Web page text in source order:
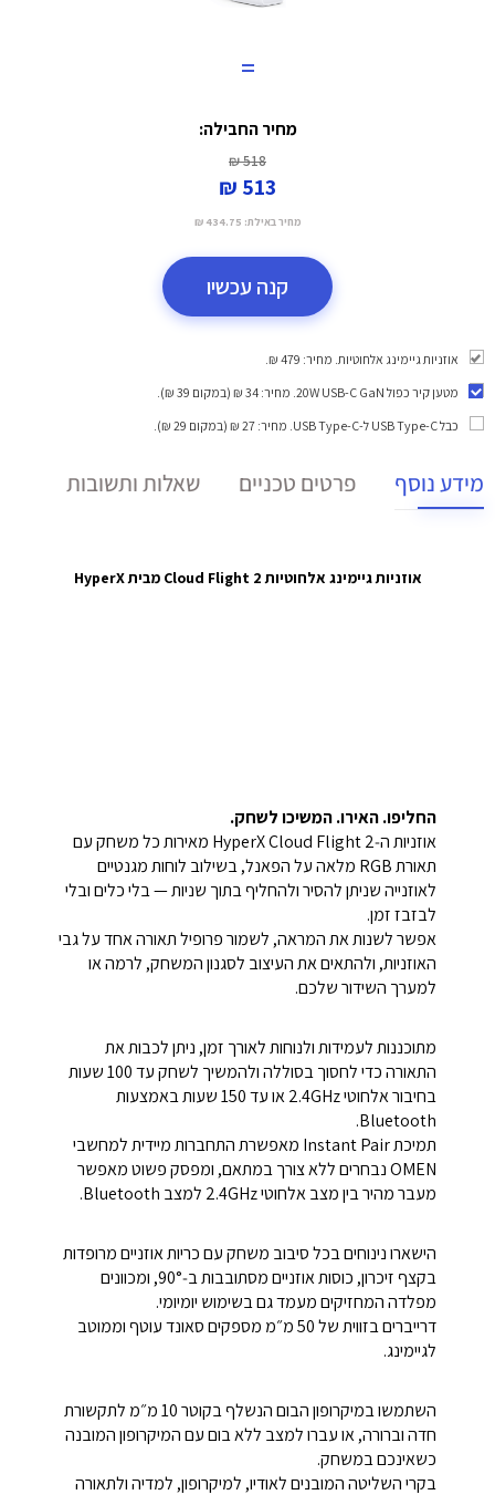
=
מחיר החבילה:
518 ₪
513 ₪
מחיר באילת: 434.75 ₪
קנה עכשיו
אוזניות גיימינג אלחוטיות. מחיר: 479 ₪.
מטען קיר כפול 20W USB-C GaN
. מחיר: 34 ₪ (במקום 39 ₪).
כבל USB Type-C ל-USB Type-C
. מחיר: 27 ₪ (במקום 29 ₪).
מידע נוסף פרטים טכניים שאלות ותשובות
אוזניות גיימינג אלחוטיות Cloud Flight 2 מבית HyperX
החליפו. האירו. המשיכו לשחק.
אוזניות ה‑HyperX Cloud Flight 2 מאירות כל משחק עם
תאורת RGB מלאה על הפאנל, בשילוב לוחות מגנטיים
לאוזנייה שניתן להסיר ולהחליף בתוך שניות — בלי כלים ובלי
לבזבז זמן.
אפשר לשנות את המראה, לשמור פרופיל תאורה אחד על גבי
האוזניות, ולהתאים את העיצוב לסגנון המשחק, לרמה או
למערך השידור שלכם.
מתוכננות לעמידות ולנוחות לאורך זמן, ניתן לכבות את
התאורה כדי לחסוך בסוללה ולהמשיך לשחק עד 100 שעות
בחיבור אלחוטי 2.4GHz או עד 150 שעות באמצעות
Bluetooth.
תמיכת Instant Pair מאפשרת התחברות מיידית למחשבי
OMEN נבחרים ללא צורך במתאם, ומפסק פשוט מאפשר
מעבר מהיר בין מצב אלחוטי 2.4GHz למצב Bluetooth.
הישארו נינוחים בכל סיבוב משחק עם כריות אוזניים מרופדות
בקצף זיכרון, כוסות אוזניים מסתובבות ב‑90°, ומכוונים
מפלדה המחזיקים מעמד גם בשימוש יומיומי.
דרייברים בזווית של 50 מ״מ מספקים סאונד עוטף וממוטב
לגיימינג.
השתמשו במיקרופון הבום הנשלף בקוטר 10 מ״מ לתקשורת
חדה וברורה, או עברו למצב ללא בום עם המיקרופון המובנה
כשאינכם במשחק.
בקרי השליטה המובנים לאודיו, למיקרופון, למדיה ולתאורה